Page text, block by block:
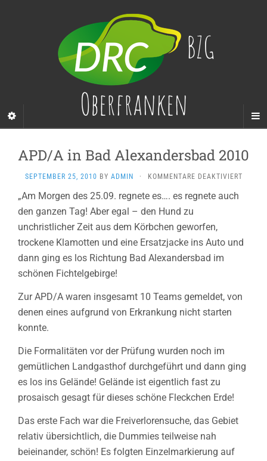
BZG
Oberfranken
APD/A in Bad Alexandersbad 2010
SEPTEMBER 25, 2010 BY ADMIN · KOMMENTARE DEAKTIVIERTFÜR
„Am Morgen des 25.09. regnete es…. es regnete auch
den ganzen Tag! Aber egal – den Hund zu
unchristlicher Zeit aus dem Körbchen geworfen,
trockene Klamotten und eine Ersatzjacke ins Auto und
dann ging es los Richtung Bad Alexandersbad im
schönen Fichtelgebirge!
Zur APD/A waren insgesamt 10 Teams gemeldet, von
denen eines aufgrund von Erkrankung nicht starten
konnte.
Die Formalitäten vor der Prüfung wurden noch im
gemütlichen Landgasthof durchgeführt und dann ging
es los ins Gelände! Gelände ist eigentlich fast zu
prosaisch gesagt für dieses schöne Fleckchen Erde!
Das erste Fach war die Freiverlorensuche, das Gebiet
relativ übersichtlich, die Dummies teilweise nah
beieinander, schön! Es folgten Einzelmarkierung auf